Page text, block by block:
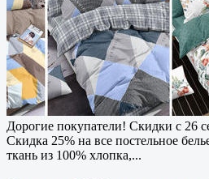
Дорогие покупатели! Скидки с 26
Скидка 25% на все постельное
ткань из 100% хлопка,...